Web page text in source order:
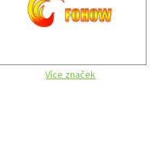
Více značek